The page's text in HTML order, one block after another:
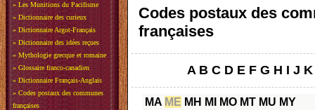
» Les Munitions du Pacifisme
» Dictionnaire des curieux
» Dictionnaire Argot-Français
» Dictionnaire des idées reçues
» Mythologie grecque et romaine
» Glossaire franco-canadien
» Dictionnaire Français-Anglais
» Codes postaux des communes
françaises
Codes postaux des
françaises
A B C D E F G H I J K
MA ME MH MI MO MT MU MY